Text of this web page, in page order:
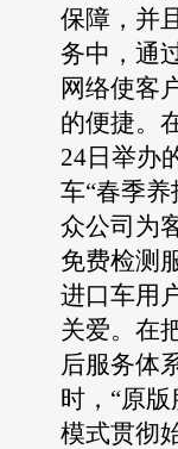
保障，并
务中，通
网络使客
的便捷。
24日举办
车“春季
众公司为
免费检测
进口车用
关爱。在
后服务体
时，“原版
模式贯彻